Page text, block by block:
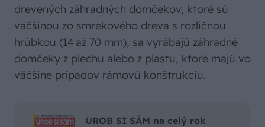
drevených záhradných domčekov, ktoré sú
väčšinou zo smrekového dreva s rozličnou
hrúbkou (14 až 70 mm), sa vyrábajú záhradné
domčeky z plechu alebo z plastu, ktoré majú vo
väčšine prípadov rámovú konštrukciu.
UROB SI SÁM na celý rok